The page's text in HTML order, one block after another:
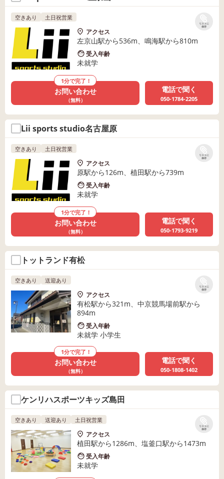
リストに
保存
空きあり 土日祝営業
アクセス
左京山駅から536m、鳴海駅から810m
受入年齢
未就学
1分で完了！
お問い合わせ
（無料）
電話で聞く
050-1784-2205
Lii sports studio名古屋原
リストに
保存
空きあり 土日祝営業
アクセス
原駅から126m、植田駅から739m
受入年齢
未就学
1分で完了！
お問い合わせ
（無料）
電話で聞く
050-1793-9219
トットランド有松
リストに
保存
空きあり 送迎あり
アクセス
有松駅から321m、中京競馬場前駅から
894m
受入年齢
未就学 小学生
1分で完了！
お問い合わせ
（無料）
電話で聞く
050-1808-1402
ケンリハスポーツキッズ島田
リストに
保存
空きあり 送迎あり 土日祝営業
アクセス
植田駅から1286m、塩釜口駅から1473m
受入年齢
未就学